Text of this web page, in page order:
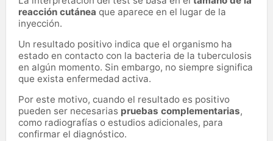
reacción cutánea que aparece en el lugar de la
inyección.
Un resultado positivo indica que el organismo ha
estado en contacto con la bacteria de la tuberculosis
en algún momento. Sin embargo, no siempre significa
que exista enfermedad activa.
Por este motivo, cuando el resultado es positivo
pueden ser necesarias pruebas complementarias,
como radiografías o estudios adicionales, para
confirmar el diagnóstico.